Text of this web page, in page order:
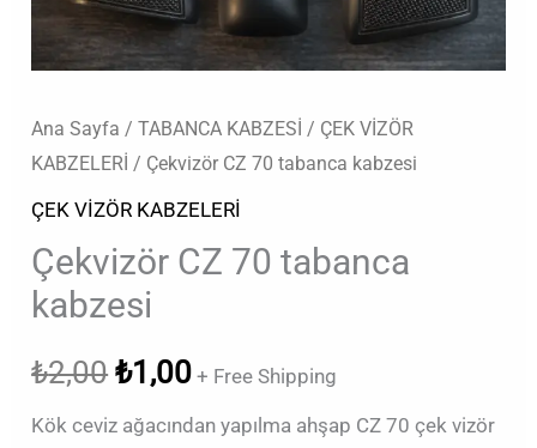
Ana Sayfa /TABANCA KABZESİ / ÇEK VİZÖR
KABZELERİ / Çekvizör CZ 70 tabanca kabzesi
ÇEK VİZÖR KABZELERİ
Çekvizör CZ 70 tabanca
kabzesi
₺2,00 ₺1,00 + Free Shipping
Kök ceviz ağacından yapılma ahşap CZ 70 çek vizör